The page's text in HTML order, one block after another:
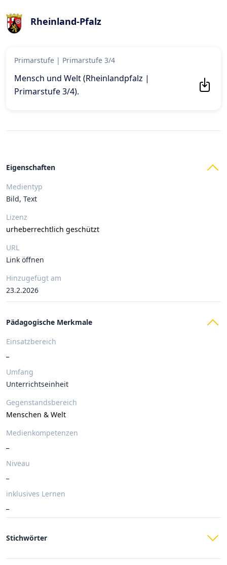
Rheinland-Pfalz
Primarstufe | Primarstufe 3/4
Mensch und Welt (Rheinlandpfalz |
Primarstufe 3/4).
Eigenschaften
Medientyp
Bild, Text
Lizenz
urheberrechtlich geschützt
URL
Link öffnen
Hinzugefügt am
23.2.2026
Pädagogische Merkmale
Einsatzbereich
Umfang
Unterrichtseinheit
Gegenstandsbereich
Menschen & Welt
Medienkompetenzen
Niveau
inklusives Lernen
Stichwörter